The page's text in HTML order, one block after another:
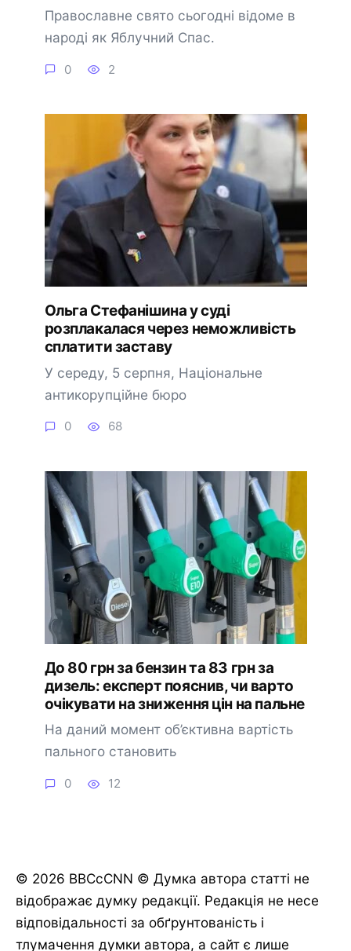
Православне свято сьогодні відоме в
народі як Яблучний Спас.
0 2
Ольга Стефанішина у суді
розплакалася через неможливість
сплатити заставу
У середу, 5 серпня, Національне
антикорупційне бюро
0 68
До 80 грн за бензин та 83 грн за
дизель: експерт пояснив, чи варто
очікувати на зниження цін на пальне
На даний момент об’єктивна вартість
пального становить
0 12
© 2026 BBCcCNN © Думка автора статті не
відображає думку редакції. Редакція не несе
відповідальності за обґрунтованість і
тлумачення думки автора, а сайт є лише